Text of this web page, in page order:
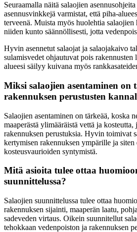
Seuraamalla näitä salaojien
asennusvinkkejä varmistat, että piha-
terveenä. Muista myös huolehtia salaojien
niiden kunto säännöllisesti, jotta
Hyvin asennetut salaojat ja salaojakaivo
sulamisvedet ohjautuvat pois rakennusten
alueesi säilyy kuivana myös
Miksi salaojien asentaminen on
rakennuksen perustusten
Salaojien asentaminen on tärkeää, koska
maaperästä ylimääräistä vettä ja
rakennuksen perustuksia. Hyvin toimivat
kertymisen rakennuksen ympärille ja siten
kosteusvaurioiden syntymistä.
Mitä asioita tulee ottaa
suunnittelussa?
Salaojien suunnittelussa tulee ottaa
rakennuksen sijainti, maaperän laatu,
sadeveden virtaus. Oikein suunnitellut
tehokkaan vedenpoiston ja rakennuksen